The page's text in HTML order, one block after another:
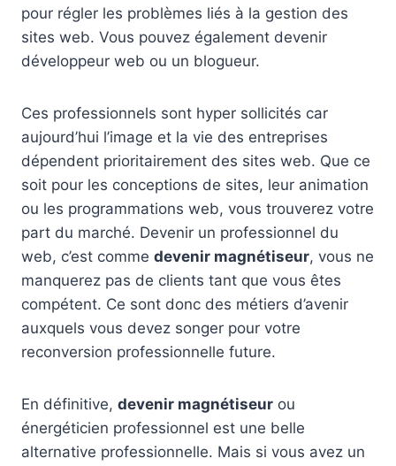
pour régler les problèmes liés à la gestion des
sites web. Vous pouvez également devenir
développeur web ou un blogueur.
Ces professionnels sont hyper sollicités car
aujourd’hui l’image et la vie des entreprises
dépendent prioritairement des sites web. Que ce
soit pour les conceptions de sites, leur animation
ou les programmations web, vous trouverez votre
part du marché. Devenir un professionnel du
web, c’est comme devenir magnétiseur, vous ne
manquerez pas de clients tant que vous êtes
compétent. Ce sont donc des métiers d’avenir
auxquels vous devez songer pour votre
reconversion professionnelle future.
En définitive, devenir magnétiseur ou
énergéticien professionnel est une belle
alternative professionnelle. Mais si vous avez un